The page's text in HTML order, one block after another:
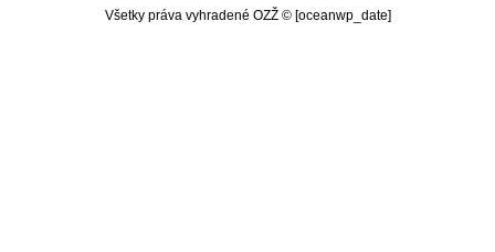
Všetky práva vyhradené OZŽ © [oceanwp_date]